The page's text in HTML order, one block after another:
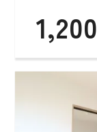
1,200